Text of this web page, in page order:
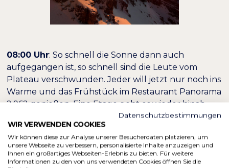
08:00 Uhr: So schnell die Sonne dann auch
aufgegangen ist, so schnell sind die Leute vom
Plateau verschwunden. Jeder will jetzt nur noch ins
Warme und das Frühstück im Restaurant Panorama
2.962 genießen. Eine Etage geht es wieder hinab
und ins warme Restaurant hinein, wo bereits
eingedeckte Tische auf die
Sonnenaufgangsanbeter warten. Die Auswahl am
Büffet ist riesig, ob bayerisch mit Weißwurst und
Brezeln sowie Obatzer oder Rührei, Spiegelei,
Datenschutzbestimmungen
WIR VERWENDEN COOKIES
Wir können diese zur Analyse unserer Besucherdaten platzieren, um
unsere Webseite zu verbessern, personalisierte Inhalte anzuzeigen und
Ihnen ein großartiges Webseiten-Erlebnis zu bieten. Für weitere
Informationen zu den von uns verwendeten Cookies öffnen Sie die